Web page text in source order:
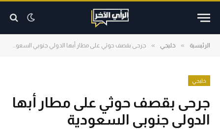
الرئيسية » خليجي » جرحى بقصف حوثي على مطار أبها الدولي جنوبي السعودية
خليجي
جرحى بقصف حوثي على مطار أبها
الدولي جنوبي السعودية